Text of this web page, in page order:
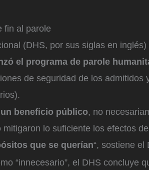
fin al parole
(DHS, por sus siglas en
el programa de parole
de seguridad de los admitidos
beneficio público, no
lo suficiente los efectos
que se querían“, sostiene el
“innecesario”, el DHS concluye